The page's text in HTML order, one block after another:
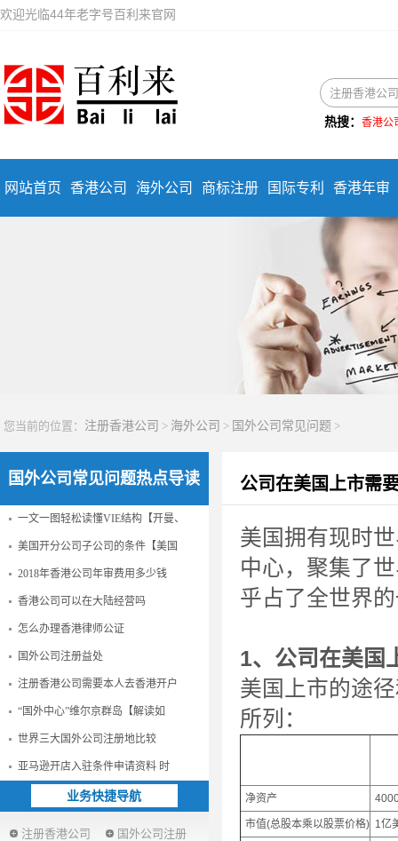
欢迎光临44年老字号百利来官网
热搜： 香港公
网站首页 香港公司 海外公司 商标注册 国际专利 香港年审
您当前的位置： 注册香港公司 > 海外公司 > 国外公司常见问题 >
国外公司常见问题热点导读
一文一图轻松读懂VIE结构【开曼、
美国开分公司子公司的条件【美国
2018年香港公司年审费用多少钱
香港公司可以在大陆经营吗
怎么办理香港律师公证
国外公司注册益处
注册香港公司需要本人去香港开户
“国外中心”维尔京群岛【解读如
世界三大国外公司注册地比较
亚马逊开店入驻条件申请资料 时
业务快捷导航
注册香港公司
国外公司注册
公司在美国上市需
美国拥有现时
中心，聚集了
乎占了全世界
1、公司在美国
美国上市的途
所列：
净资产
市值(总股本乘以股票价格) 1亿